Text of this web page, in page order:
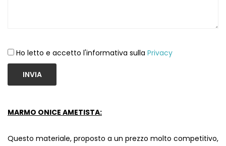
Ho letto e accetto l'informativa sulla Privacy
INVIA
MARMO ONICE AMETISTA:
Questo materiale, proposto a un prezzo molto competitivo,